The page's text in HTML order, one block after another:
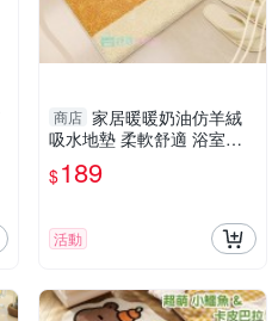
商店 家居暖暖奶油仿羊絨
吸水地墊 柔軟舒適 浴室腳
踏墊 長毛地毯
$189
活動